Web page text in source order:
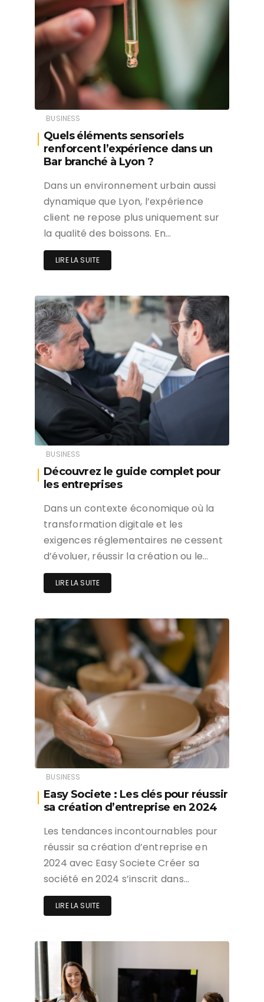
BUSINESS
Quels éléments sensoriels
renforcent l’expérience dans un
Bar branché à Lyon ?
Dans un environnement urbain aussi
dynamique que Lyon, l’expérience
client ne repose plus uniquement sur
la qualité des boissons. En…
LIRE LA SUITE
BUSINESS
Découvrez le guide complet pour
les entreprises
Dans un contexte économique où la
transformation digitale et les
exigences réglementaires ne cessent
d’évoluer, réussir la création ou le…
LIRE LA SUITE
BUSINESS
Easy Societe : Les clés pour réussir
sa création d’entreprise en 2024
Les tendances incontournables pour
réussir sa création d’entreprise en
2024 avec Easy Societe Créer sa
société en 2024 s’inscrit dans…
LIRE LA SUITE